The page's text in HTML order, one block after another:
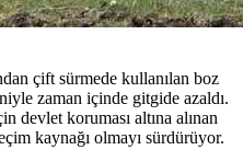
çift sürmede kullanılan boz
zaman içinde gitgide azaldı.
devlet koruması altına alınan
kaynağı olmayı sürdürüyor.